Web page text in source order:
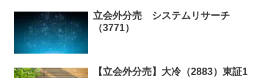
立会外分売 システムリサーチ
（3771）
【立会外分売】大冷（2883）東証1